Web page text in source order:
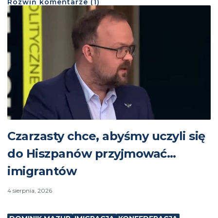
Rozwiń komentarze (1 )
Czarzasty chce, abyśmy uczyli się
do Hiszpanów przyjmować…
imigrantów
4 sierpnia, 2026